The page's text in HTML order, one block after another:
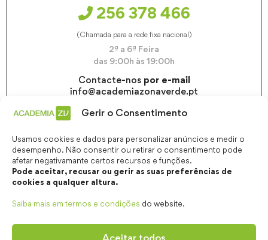
Gerir o Consentimento
Usamos cookies e dados para personalizar anúncios e medir o
desempenho. Não consentir ou retirar o consentimento pode
afetar negativamante certos recursos e funções.
Pode aceitar, recusar ou gerir as suas preferências de
cookies a qualquer altura.
Saiba mais em termos e condições do website.
Aceitar todos
256 378 466
(Chamada para a rede fixa nacional)
2ª a 6ª Feira
das 9:00h às 19:00h
Contacte-nos por e-mail
info@academiazonaverde.pt